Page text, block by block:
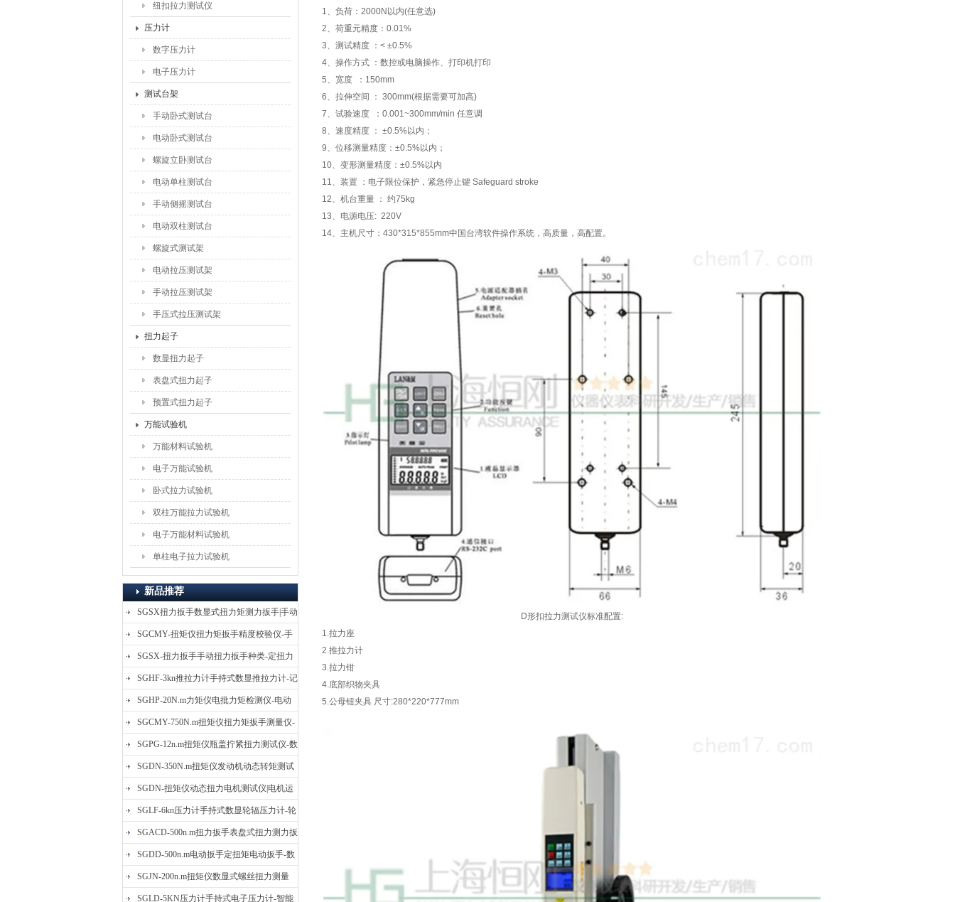
纽扣拉力测试仪
压力计
数字压力计
电子压力计
测试台架
手动卧式测试台
电动卧式测试台
螺旋立卧测试台
电动单柱测试台
手动侧摇测试台
电动双柱测试台
螺旋式测试架
电动拉压测试架
手动拉压测试架
手压式拉压测试架
扭力起子
数显扭力起子
表盘式扭力起子
预置式扭力起子
万能试验机
万能材料试验机
电子万能试验机
卧式拉力试验机
双柱万能拉力试验机
电子万能材料试验机
单柱电子拉力试验机
新品推荐
SGSX扭力扳手数显式扭力矩测力扳手|手动
定扭矩检测扳手
SGCMY-扭矩仪扭力矩扳手精度校验仪-手
动扳子扭矩校准仪
SGSX-扭力扳手手动扭力扳手种类-定扭力
矩检测扳手价格
SGHF-3kn推拉力计手持式数显推拉力计-记
忆数据拉压力测力计
SGHP-20N.m力矩仪电批力矩检测仪-电动
螺丝批扭力矩测试仪
SGCMY-750N.m扭矩仪扭力矩扳手测量仪-
校准扳手扭力精度测试仪
SGPG-12n.m扭矩仪瓶盖拧紧扭力测试仪-数
显式瓶盖扭力矩仪
SGDN-350N.m扭矩仪发动机动态转矩测试
仪-动态电机扭矩测量仪
SGDN-扭矩仪动态扭力电机测试仪|电机运
转摩擦力扭矩仪
SGLF-6kn压力计手持式数显轮辐压力计-轮
辐称重压力测力计
SGACD-500n.m扭力扳手表盘式扭力测力扳
手-表盘扭力矩检测扳手
SGDD-500n.m电动扳手定扭矩电动扳手-数
显式电动定扭力矩扳手
SGJN-200n.m扭矩仪数显式螺丝扭力测量
仪-螺栓扭力矩测试仪
SGLD-5KN压力计手持式电子压力计-智能
1、负荷：2000N以内(任意选)
2、荷重元精度：0.01%
3、测试精度 ：< ±0.5%
4、操作方式 ：数控或电脑操作、打印机打印
5、宽度 ：150mm
6、拉伸空间 ： 300mm(根据需要可加高)
7、试验速度 ：0.001~300mm/min 任意调
8、速度精度 ： ±0.5%以内；
9、位移测量精度：±0.5%以内；
10、变形测量精度：±0.5%以内
11、装置 ：电子限位保护，紧急停止键 Safeguard stroke
12、机台重量 ： 约75kg
13、电源电压: 220V
14、主机尺寸：430*315*855mm中国台湾软件操作系统，高质量，高配置。
D形扣拉力测试仪标准配置:
1.拉力座
2.推拉力计
3.拉力钳
4.底部织物夹具
5.公母钮夹具 尺寸:280*220*777mm